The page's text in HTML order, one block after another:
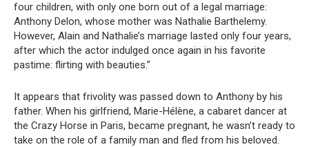
four children, with only one born out of a legal marriage:
Anthony Delon, whose mother was Nathalie Barthelemy.
However, Alain and Nathalie’s marriage lasted only four years,
after which the actor indulged once again in his favorite
pastime: flirting with beauties.”
It appears that frivolity was passed down to Anthony by his
father. When his girlfriend, Marie-Hélène, a cabaret dancer at
the Crazy Horse in Paris, became pregnant, he wasn’t ready to
take on the role of a family man and fled from his beloved.